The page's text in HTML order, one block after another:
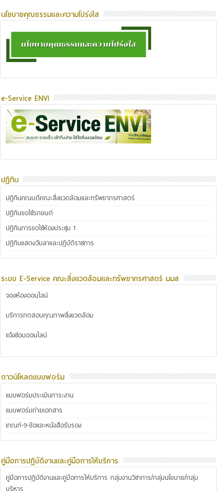
นโยบายคุณธรรมและความโปร่งใส
e-Service ENVI
ปฏิทิน
ปฏิทินคณบดีคณะสิ่งแวดล้อมและทรัพยากรศาสตร์
ปฏิทินขอใช้รถยนต์
ปฏิทินการขอใช้ห้องประชุม 1
ปฏิทินแสดงวันลาและปฏิบัติราชการ
ระบบ E-Service คณะสิ่งแวดล้อมและทรัพยากรศาสตร์ มมส
จองห้องออนไลน์
บริการทดสอบคุณภาพสิ่งแวดล้อม
แจ้งซ่อมออนไลน์
ดาวน์โหลดแบบฟอร์ม
แบบฟอร์มประเมินภาระงาน
แบบฟอร์มถ่ายเอกสาร
เกณฑ์-9-ข้อและหนังสือรับรอง
คู่มือการปฏิบัติงานและคู่มือการให้บริการ
คู่มือการปฏิบัติงานและคู่มือการให้บริการ กลุ่มงานวิชาการ/กลุ่มนโยบาย/กลุ่ม